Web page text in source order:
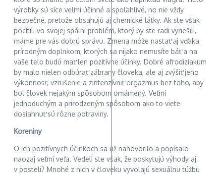
výrobky sú síce veľmi účinné a spoľahlivé, no nie vždy
bezpečné, pretože obsahujú aj chemické látky. Ak ste však
pocítili vo svojej spálni problém, ktorý by ste radi vyriešili,
máme pre vás dobrú správu. Zmena môže nastať aj vďaka
prírodným doplnkom, ktorých sa nijako nemusíte báť a na
vaše telo budú mať len pozitívne účinky. Dobré afrodiziakum
by malo nielen odbúrať zábrany človeka, ale aj zvýšiť jeho
výkonnosť, vzrušenie a zintenzívniť orgazmus bez toho, aby
bol človek nejakým spôsobom omámený. Veľmi
jednoduchým a prirodzeným spôsobom ako to viete
dosiahnuť sú rôzne potraviny.
Koreniny
O ich pozitívnych účinkoch sa už nahovorilo a popísalo
naozaj veľmi veľa. Vedeli ste však, že poskytujú výhody aj
v posteli? Mnohé z nich v človeku vyvolajú sexuálnu túžbu